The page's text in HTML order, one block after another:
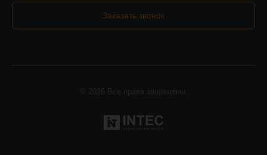
Заказать звонок
© 2026 Все права защищены.